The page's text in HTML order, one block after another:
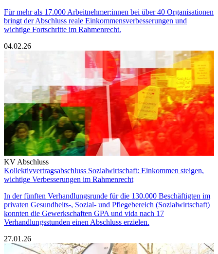
Für mehr als 17.000 Arbeitnehmer:innen bei über 40 Organisationen
bringt der Abschluss reale Einkommensverbesserungen und
wichtige Fortschritte im Rahmenrecht.
04.02.26
KV Abschluss
Kollektivvertragsabschluss Sozialwirtschaft: Einkommen steigen,
wichtige Verbesserungen im Rahmenrecht
In der fünften Verhandlungsrunde für die 130.000 Beschäftigten im
privaten Gesundheits-, Sozial- und Pflegebereich (Sozialwirtschaft)
konnten die Gewerkschaften GPA und vida nach 17
Verhandlungsstunden einen Abschluss erzielen.
27.01.26